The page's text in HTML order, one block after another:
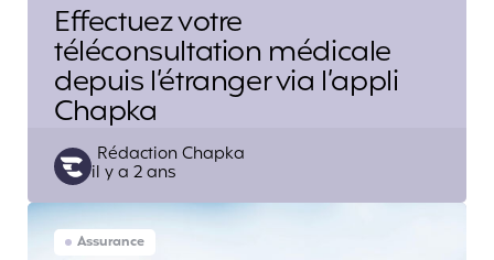
Effectuez votre
téléconsultation médicale
depuis l’étranger via l’appli
Chapka
Posted
by
Rédaction Chapka
il y a 2 ans
Assurance